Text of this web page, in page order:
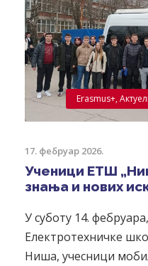
Erasmus+,
17. фебруар 2026.
Ученици ЕТШ
знања и нових
У суботу 14.
Електротехничке
Ниша, учесници